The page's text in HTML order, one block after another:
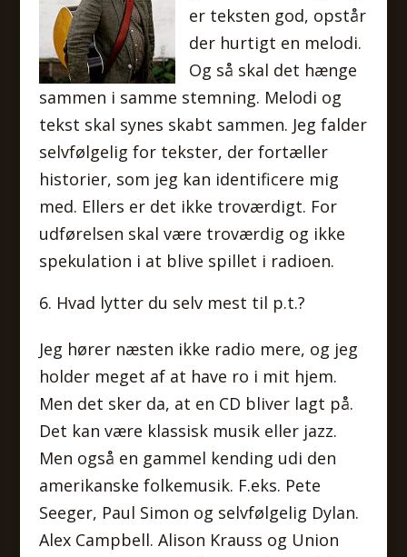
er teksten god, opstår
der hurtigt en melodi.
Og så skal det hænge
sammen i samme stemning. Melodi og
tekst skal synes skabt sammen. Jeg falder
selvfølgelig for tekster, der fortæller
historier, som jeg kan identificere mig
med. Ellers er det ikke troværdigt. For
udførelsen skal være troværdig og ikke
spekulation i at blive spillet i radioen.
Hvad lytter du selv mest til p.t.?
Jeg hører næsten ikke radio mere, og jeg
holder meget af at have ro i mit hjem.
Men det sker da, at en CD bliver lagt på.
Det kan være klassisk musik eller jazz.
Men også en gammel kending udi den
amerikanske folkemusik. F.eks. Pete
Seeger, Paul Simon og selvfølgelig Dylan.
Alex Campbell. Alison Krauss og Union